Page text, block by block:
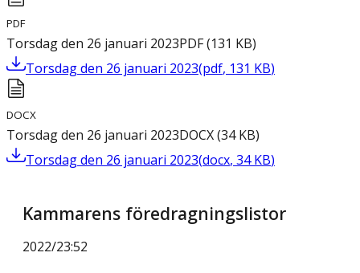
PDF
Torsdag den 26 januari 2023PDF(131 KB)
Torsdag den 26 januari 2023(pdf, 131 KB)
DOCX
Torsdag den 26 januari 2023DOCX(34 KB)
Torsdag den 26 januari 2023(docx, 34 KB)
Kammarens föredragningslistor
2022/23:52